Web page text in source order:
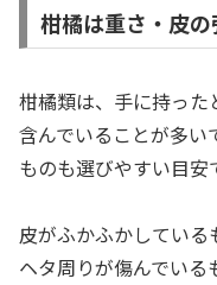
柑橘は重さ・皮
柑橘類は、手に持っ
含んでいることが多い
ものも選びやすい目安
皮がふかふかしている
ヘタ周りが傷んでいる